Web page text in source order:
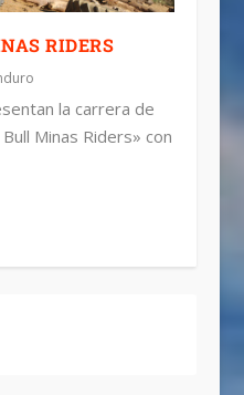
RIDERS
la carrera de
Minas Riders» con